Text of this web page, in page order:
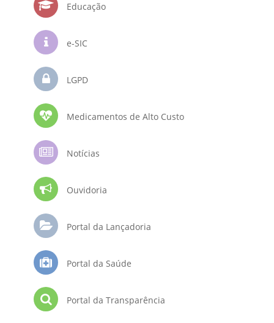
Educação
e-SIC
LGPD
Medicamentos de Alto Custo
Notícias
Ouvidoria
Portal da Lançadoria
Portal da Saúde
Portal da Transparência